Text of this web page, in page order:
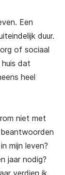
Een
duur.
of sociaal
dat
heel
niet met
mijn leven?
jaar nodig?
verdien ik